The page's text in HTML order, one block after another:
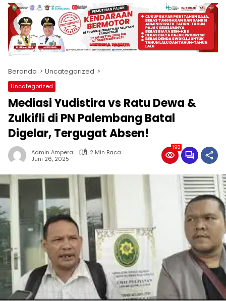
produk
antara
lain
mampu
menjadi
komunikasi
usaha
(beriklan),
fokus
pada
pemberitaan
nasional
maupun
international,
lokal
dinamis,
kisaran
harga
iklan
yang
relatif
lebih
murah
dari
Beranda Uncategorized
Uncategorized
Mediasi Yudistira vs Ratu Dewa &
Zulkifli di PN Palembang Batal
Digelar, Tergugat Absen!
Admin Ampera
2 Min Baca
Juni 26, 2025
198